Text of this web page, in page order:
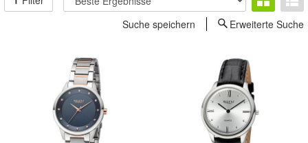
Suche speichern
Erweiterte Suche